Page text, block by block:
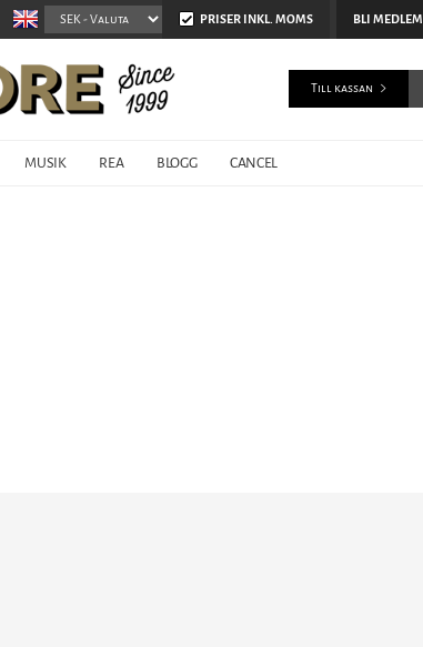
BLI MEDLEM
PRISER INKL. MOMS
MUSIK REA BLOGG CANCEL
Till kassan